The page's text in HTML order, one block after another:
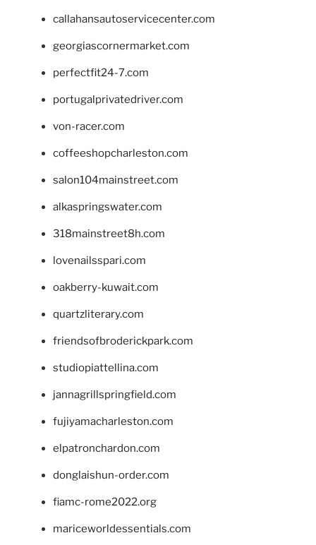
callahansautoservicecenter.com
georgiascornermarket.com
perfectfit24-7.com
portugalprivatedriver.com
von-racer.com
coffeeshopcharleston.com
salon104mainstreet.com
alkaspringswater.com
318mainstreet8h.com
lovenailsspari.com
oakberry-kuwait.com
quartzliterary.com
friendsofbroderickpark.com
studiopiattellina.com
jannagrillspringfield.com
fujiyamacharleston.com
elpatronchardon.com
donglaishun-order.com
fiamc-rome2022.org
mariceworldessentials.com